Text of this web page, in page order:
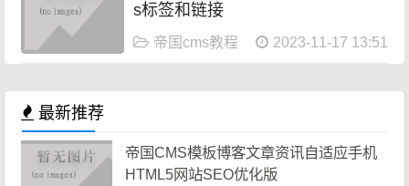
s标签和链接
帝国cms教程 2023-11-17 13:51:30
最新推荐
帝国CMS模板博客文章资讯自适应手机
HTML5网站SEO优化版